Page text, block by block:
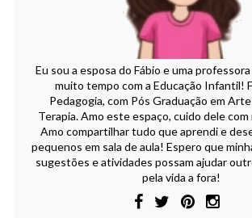
Eu sou a esposa do Fábio e uma
muito tempo com a Educação Infantil!
Pedagogia, com Pós Graduação em
Terapia. Amo este espaço, cuido dele
Amo compartilhar tudo que aprendi e
pequenos em sala de aula! Espero que
sugestões e atividades possam ajudar
pela vida a fora!